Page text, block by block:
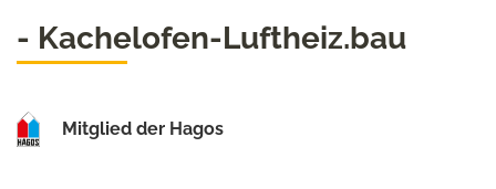
- Kachelofen-Luftheiz.bau
Mitglied der Hagos